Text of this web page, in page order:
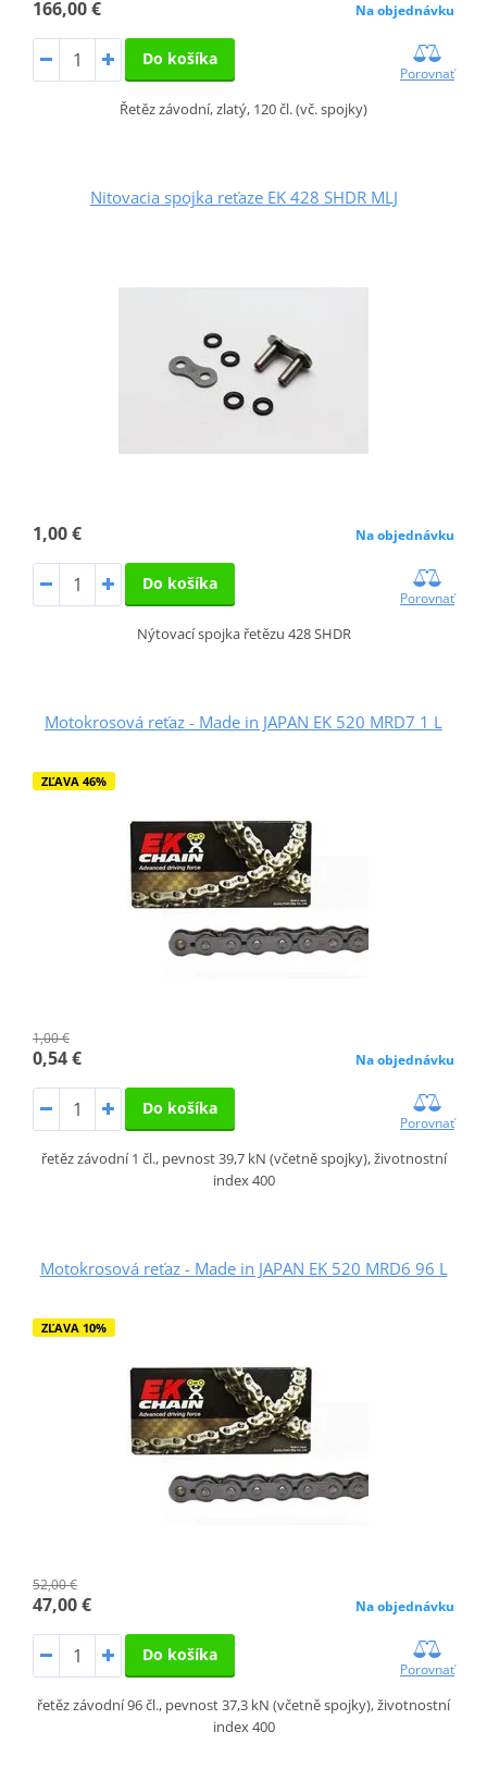
166,00 € Na objednávku
Do košíka
Porovnať
Řetěz závodní, zlatý, 120 čl. (vč. spojky)
Nitovacia spojka reťaze EK 428 SHDR MLJ
1,00 € Na objednávku
Do košíka
Porovnať
Nýtovací spojka řetězu 428 SHDR
Motokrosová reťaz - Made in JAPAN EK 520 MRD7 1 L
ZĽAVA 46%
1,00 €
0,54 € Na objednávku
Do košíka
Porovnať
řetěz závodní 1 čl., pevnost 39,7 kN (včetně spojky), životnostní
index 400
Motokrosová reťaz - Made in JAPAN EK 520 MRD6 96 L
ZĽAVA 10%
52,00 €
47,00 € Na objednávku
Do košíka
Porovnať
řetěz závodní 96 čl., pevnost 37,3 kN (včetně spojky), životnostní
index 400